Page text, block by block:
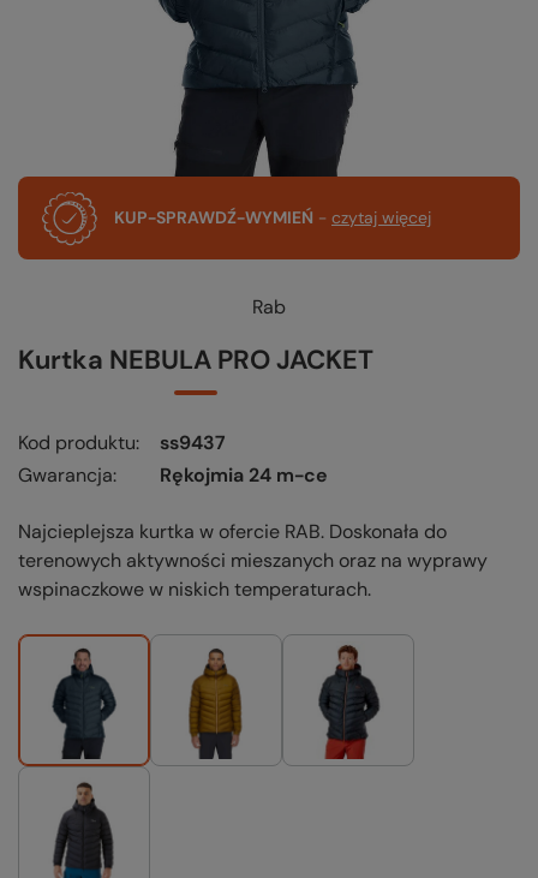
KUP-SPRAWDŹ-WYMIEŃ - czytaj więcej
Rab
Kurtka NEBULA PRO JACKET
Kod produktu
ss9437
Gwarancja
Rękojmia 24 m-ce
Najcieplejsza kurtka w ofercie RAB. Doskonała do
terenowych aktywności mieszanych oraz na wyprawy
wspinaczkowe w niskich temperaturach.